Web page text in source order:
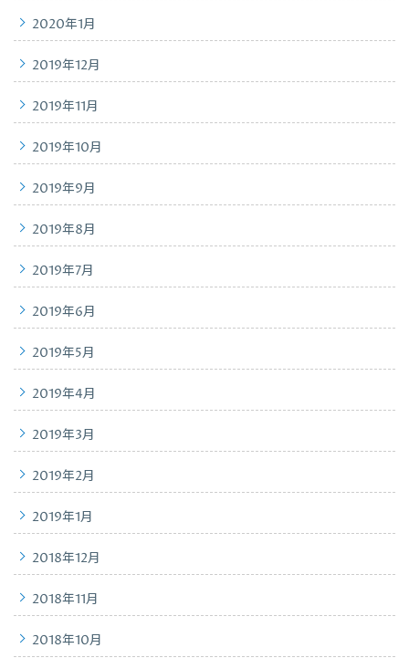
2020年1月
2019年12月
2019年11月
2019年10月
2019年9月
2019年8月
2019年7月
2019年6月
2019年5月
2019年4月
2019年3月
2019年2月
2019年1月
2018年12月
2018年11月
2018年10月